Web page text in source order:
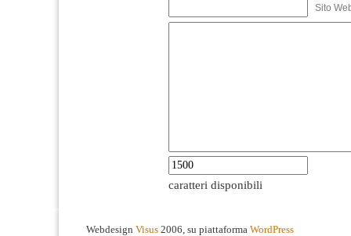
Sito
caratteri disponibili
Webdesign Visus 2006, su piattaforma WordPress